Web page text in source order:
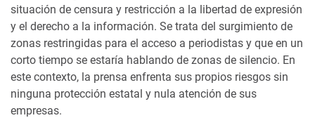
situación de censura y restricción a la libertad de expresión
y el derecho a la información. Se trata del surgimiento de
zonas restringidas para el acceso a periodistas y que en un
corto tiempo se estaría hablando de zonas de silencio. En
este contexto, la prensa enfrenta sus propios riesgos sin
ninguna protección estatal y nula atención de sus
empresas.